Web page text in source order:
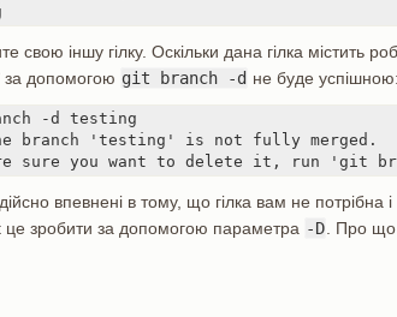
свою іншу гілку. Оскільки дана гілка містить
за допомогою git branch -d не буде успішною:
-d testing
branch 'testing' is not fully merged.
sure you want to delete it, run 'git
впевнені в тому, що гілка вам не потрібна
це зробити за допомогою параметра -D . Про